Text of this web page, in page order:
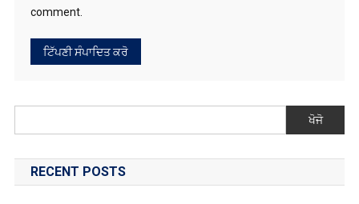
comment.
ਖੋਜੋ
RECENT POSTS